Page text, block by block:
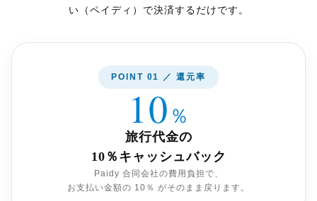
い（ペイディ）で決済するだけです。
POINT 01 ／ 還元率
10 ％
旅行代金の
10％キャッシュバック
Paidy 合同会社の費用負担で、
お支払い金額の 10％ がそのまま戻ります。